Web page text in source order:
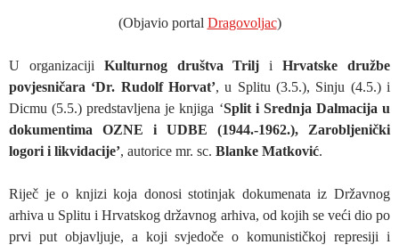
(Objavio portal Dragovoljac)
U organizaciji Kulturnog društva Trilj iHrvatske družbe
povjesničara ‘Dr. Rudolf Horvat’, u Splitu (3.5.), Sinju (4.5.) i
Dicmu (5.5.) predstavljena je knjiga ‘Split i Srednja Dalmacija u
dokumentima OZNE i UDBE (1944.-1962.), Zarobljenički
logori i likvidacije’, autorice mr. sc. Blanke Matković.
Riječ je o knjizi koja donosi stotinjak dokumenata iz Državnog
arhiva u Splitu i Hrvatskog državnog arhiva, od kojih se veći dio po
prvi put objavljuje, a koji svjedoče o komunističkoj represiji i